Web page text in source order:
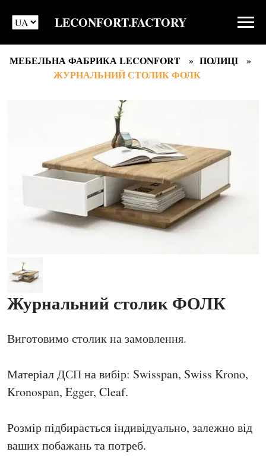
LECONFORT.FACTORY
МЕБЕЛЬНА ФАБРИКА LECONFORT
ПОЛИЦІ
ЖУРНАЛЬНИЙ СТОЛИК ФОЛК
Журнальний столик ФОЛК
Виготовимо столик на замовлення.
Матеріал ДСП на вибір: Swisspan, Swiss Krono,
Kronospan, Egger, Cleaf.
Розмір підбирається індивідуально, залежно від
ваших побажань та потреб.